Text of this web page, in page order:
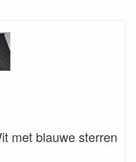
met blauwe sterren